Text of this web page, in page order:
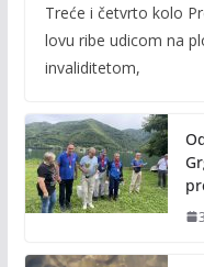
e
b
o
k
itt
er
ai
Treće i četvrto kolo
lovu ribe udicom na
invaliditetom,